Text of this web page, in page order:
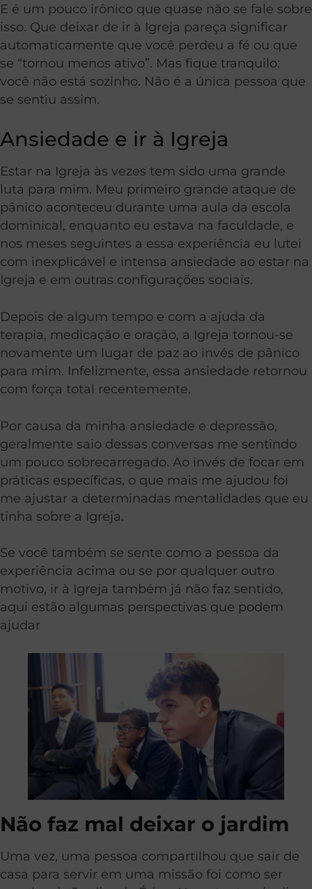
E é um pouco irônico que quase não se fale sobre
isso. Que deixar de ir à Igreja pareça significar
automaticamente que você perdeu a fé ou que
se “tornou menos ativo”. Mas fique tranquilo:
você não está sozinho. Não é a única pessoa que
se sentiu assim.
Ansiedade e ir à Igreja
Estar na Igreja às vezes tem sido uma grande
luta para mim. Meu primeiro grande ataque de
pânico aconteceu durante uma aula da escola
dominical, enquanto eu estava na faculdade, e
nos meses seguintes a essa experiência eu lutei
com inexplicável e intensa ansiedade ao estar na
Igreja e em outras configurações sociais.
Depois de algum tempo e com a ajuda da
terapia, medicação e oração, a Igreja tornou-se
novamente um lugar de paz ao invés de pânico
para mim. Infelizmente, essa ansiedade retornou
com força total recentemente.
Por causa da minha ansiedade e depressão,
geralmente saio dessas conversas me sentindo
um pouco sobrecarregado. Ao invés de focar em
práticas específicas, o que mais me ajudou foi
me ajustar a determinadas mentalidades que eu
tinha sobre a Igreja.
Se você também se sente como a pessoa da
experiência acima ou se por qualquer outro
motivo, ir à Igreja também já não faz sentido,
aqui estão algumas perspectivas que podem
ajudar
Não faz mal deixar o jardim
Uma vez, uma pessoa compartilhou que sair de
casa para servir em uma missão foi como ser